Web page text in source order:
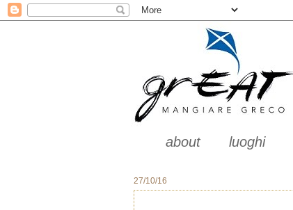
about luoghi
27/10/16